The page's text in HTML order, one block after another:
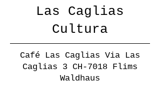
Las Caglias
Cultura
Café Las Caglias Via Las
Caglias 3 CH-7018 Flims
Waldhaus